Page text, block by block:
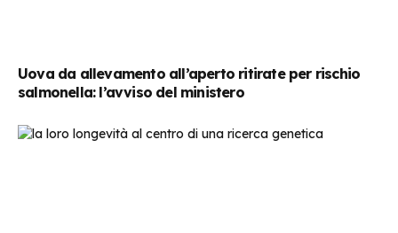
Uova da allevamento all’aperto ritirate per rischio
salmonella: l’avviso del ministero